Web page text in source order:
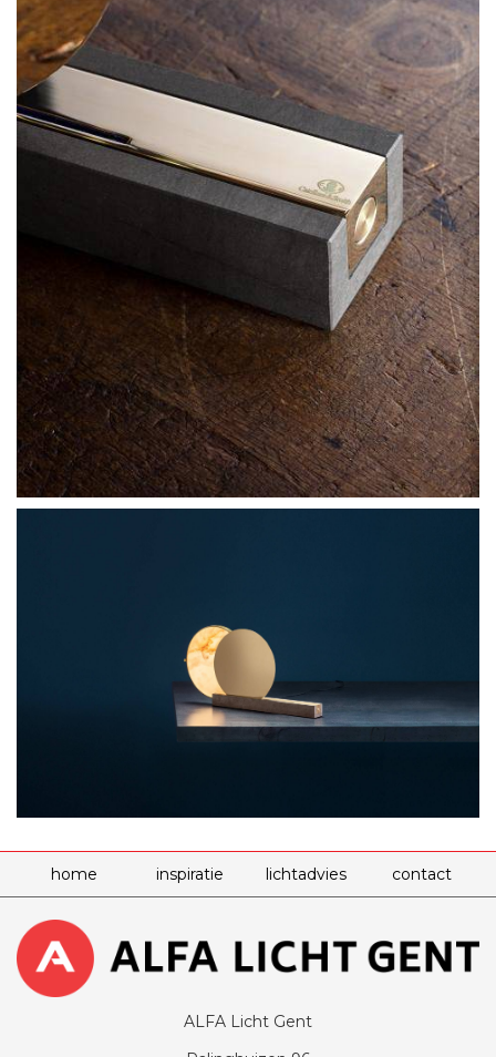
home inspiratie lichtadvies contact
ALFA Licht Gent